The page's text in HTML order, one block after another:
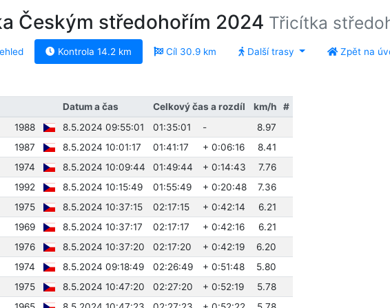
Českým středohořím 2024 Třicítka
Kontrola 14.2 km Cíl 30.9 km Další trasy Zpět na
Datum a čas Celkový čas a rozdíl km/h
#
1988 8.5.2024 09:55:01 01:35:01 -
8.97
1987 8.5.2024 10:01:17 01:41:17 + 0:06:16
8.41
1974 8.5.2024 10:09:44 01:49:44 + 0:14:43
7.76
1992 8.5.2024 10:15:49 01:55:49 + 0:20:48
7.36
1975 8.5.2024 10:37:15 02:17:15 + 0:42:14
6.21
1969 8.5.2024 10:37:17 02:17:17 + 0:42:16
6.21
1976 8.5.2024 10:37:20 02:17:20 + 0:42:19
6.20
1974 8.5.2024 09:18:49 02:26:49 + 0:51:48
5.80
1975 8.5.2024 10:47:20 02:27:20 + 0:52:19
5.78